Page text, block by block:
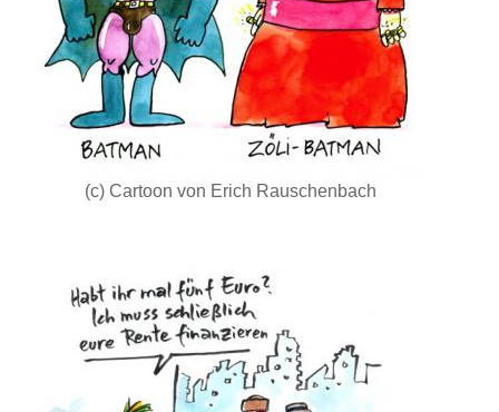
(c) Cartoon von Erich Rauschenbach